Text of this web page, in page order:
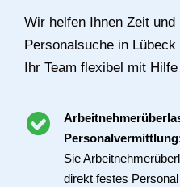
Wir helfen Ihnen Zeit und
Personalsuche in
Ihr Team flexibel mit
Sie
direkt festes